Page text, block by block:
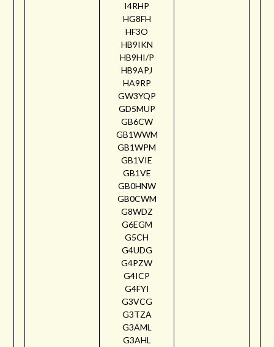
I4RHP
HG8FH
HF3O
HB9IKN
HB9HI/P
HB9APJ
HA9RP
GW3YQP
GD5MUP
GB6CW
GB1WWM
GB1WPM
GB1VIE
GB1VE
GB0HNW
GB0CWM
G8WDZ
G6EGM
G5CH
G4UDG
G4PZW
G4ICP
G4FYI
G3VCG
G3TZA
G3AML
G3AHL